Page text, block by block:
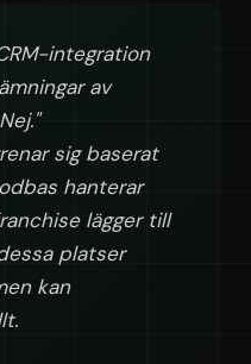
integration
av
sig baserat
hanterar
lägger till
platser
kan